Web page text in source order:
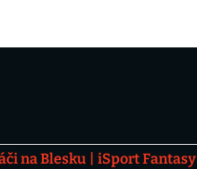
na Blesku iSport Fantasy